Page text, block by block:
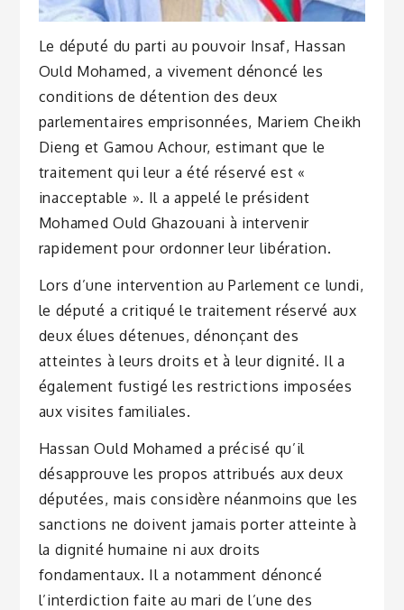
Le député du parti au pouvoir Insaf, Hassan
Ould Mohamed, a vivement dénoncé les
conditions de détention des deux
parlementaires emprisonnées, Mariem Cheikh
Dieng et Gamou Achour, estimant que le
traitement qui leur a été réservé est «
inacceptable ». Il a appelé le président
Mohamed Ould Ghazouani à intervenir
rapidement pour ordonner leur libération.
Lors d’une intervention au Parlement ce lundi,
le député a critiqué le traitement réservé aux
deux élues détenues, dénonçant des
atteintes à leurs droits et à leur dignité. Il a
également fustigé les restrictions imposées
aux visites familiales.
Hassan Ould Mohamed a précisé qu’il
désapprouve les propos attribués aux deux
députées, mais considère néanmoins que les
sanctions ne doivent jamais porter atteinte à
la dignité humaine ni aux droits
fondamentaux. Il a notamment dénoncé
l’interdiction faite au mari de l’une des